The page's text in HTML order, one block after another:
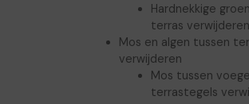
Hardnekkige
terras verwijderen
Mos en algen tussen
verwijderen
Mos tussen
terrastegels